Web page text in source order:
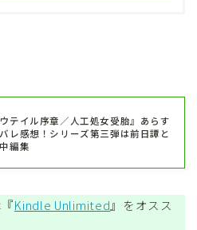
ウテイル序章／人工処女受胎』あらす
レ感想！シリーズ第三弾は前日譚と
編集
Kindle Unlimited』をオスス